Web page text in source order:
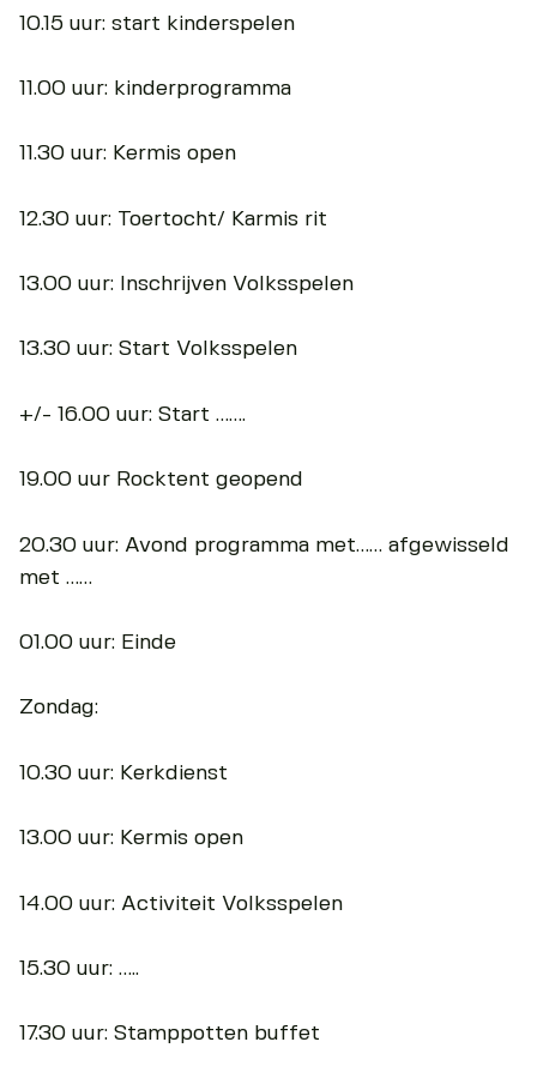
10.15 uur: start kinderspelen
11.00 uur: kinderprogramma
11.30 uur: Kermis open
12.30 uur: Toertocht/ Karmis rit
13.00 uur: Inschrijven Volksspelen
13.30 uur: Start Volksspelen
+/- 16.00 uur: Start …….
19.00 uur Rocktent geopend
20.30 uur: Avond programma met…… afgewisseld
met ……
01.00 uur: Einde
Zondag:
10.30 uur: Kerkdienst
13.00 uur: Kermis open
14.00 uur: Activiteit Volksspelen
15.30 uur: …..
17.30 uur: Stamppotten buffet